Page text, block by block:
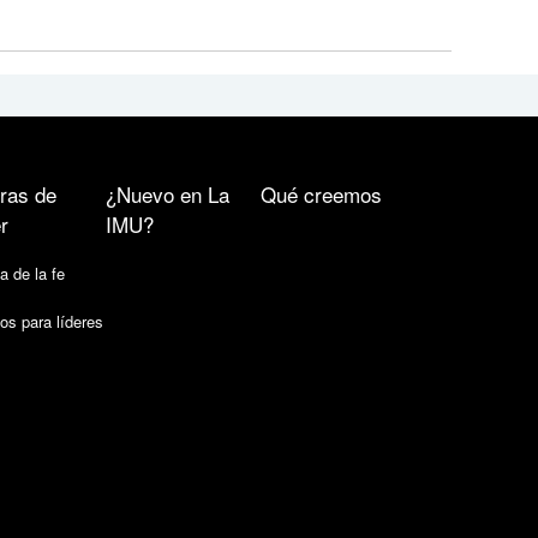
de
de la fe
para líderes
¿Nuevo en La
IMU?
Qué creemos